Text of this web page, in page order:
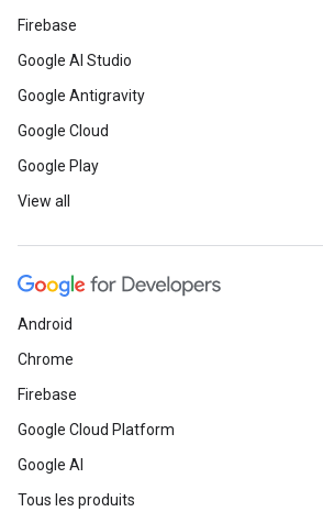
Firebase
Google AI Studio
Google Antigravity
Google Cloud
Google Play
View all
Android
Chrome
Firebase
Google Cloud Platform
Google AI
Tous les produits